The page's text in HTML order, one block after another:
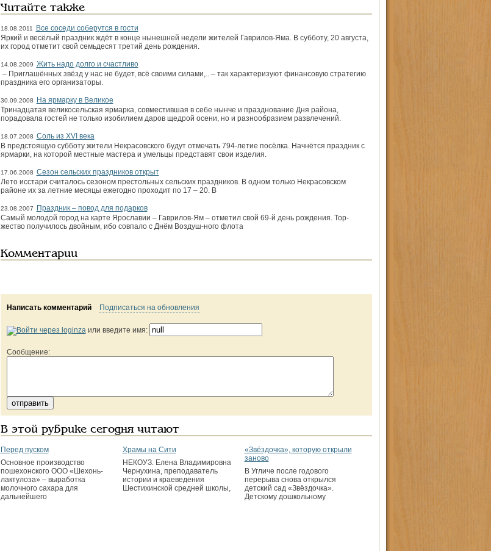
Читайте также
18.08.2011
Все соседи соберутся в гости
Яркий и весёлый праздник ждёт в конце нынешней недели жителей Гаврилов-Яма. В субботу, 20 августа,
их город отметит свой семьдесят третий день рождения.
14.08.2009 Жить надо долго и счастливо
– Приглашённых звёзд у нас не будет, всё своими силами,.. – так характеризуют финансовую стратегию
праздника его организаторы.
30.09.2008
На ярмарку в Великое
Тринадцатая великосельская ярмарка, совместившая в себе нынче и празднование Дня района,
порадовала гостей не только изобилием даров щедрой осени, но и разнообразием развлечений.
18.07.2008 Соль из XVI века
В предстоящую субботу жители Некрасовского будут отмечать 794-летие посёлка. Начнётся праздник с
ярмарки, на которой местные мастера и умельцы представят свои изделия.
17.06.2008 Сезон сельских праздников открыт
Лето исстари считалось сезоном престольных сельских праздников. В одном только Некрасовском
районе их за летние месяцы ежегодно проходит по 17 – 20. В
23.08.2007
Праздник – повод для подарков
Самый молодой город на карте Ярославии – Гаврилов-Ям – отметил свой 69-й день рождения. Тор-
жество получилось двойным, ибо совпало с Днём Воздуш-ного флота
Комментарии
Написать комментарий Подписаться на обновления
или введите имя:
Сообщение:
В этой рубрике сегодня читают
Перед пуском
Основное производство
пошехонского ООО «Шехонь­
лактулоза» – выработка
молочного сахара для
дальнейшего
Храмы на Сити
НЕКОУЗ. Елена Владимировна
Чернухина, преподаватель
истории и краеведения
Шестихинской средней школы,
«Звёздочка», которую открыли
заново
В Угличе после годового
перерыва снова открылся
детский сад «Звёздочка».
Детскому дошкольному